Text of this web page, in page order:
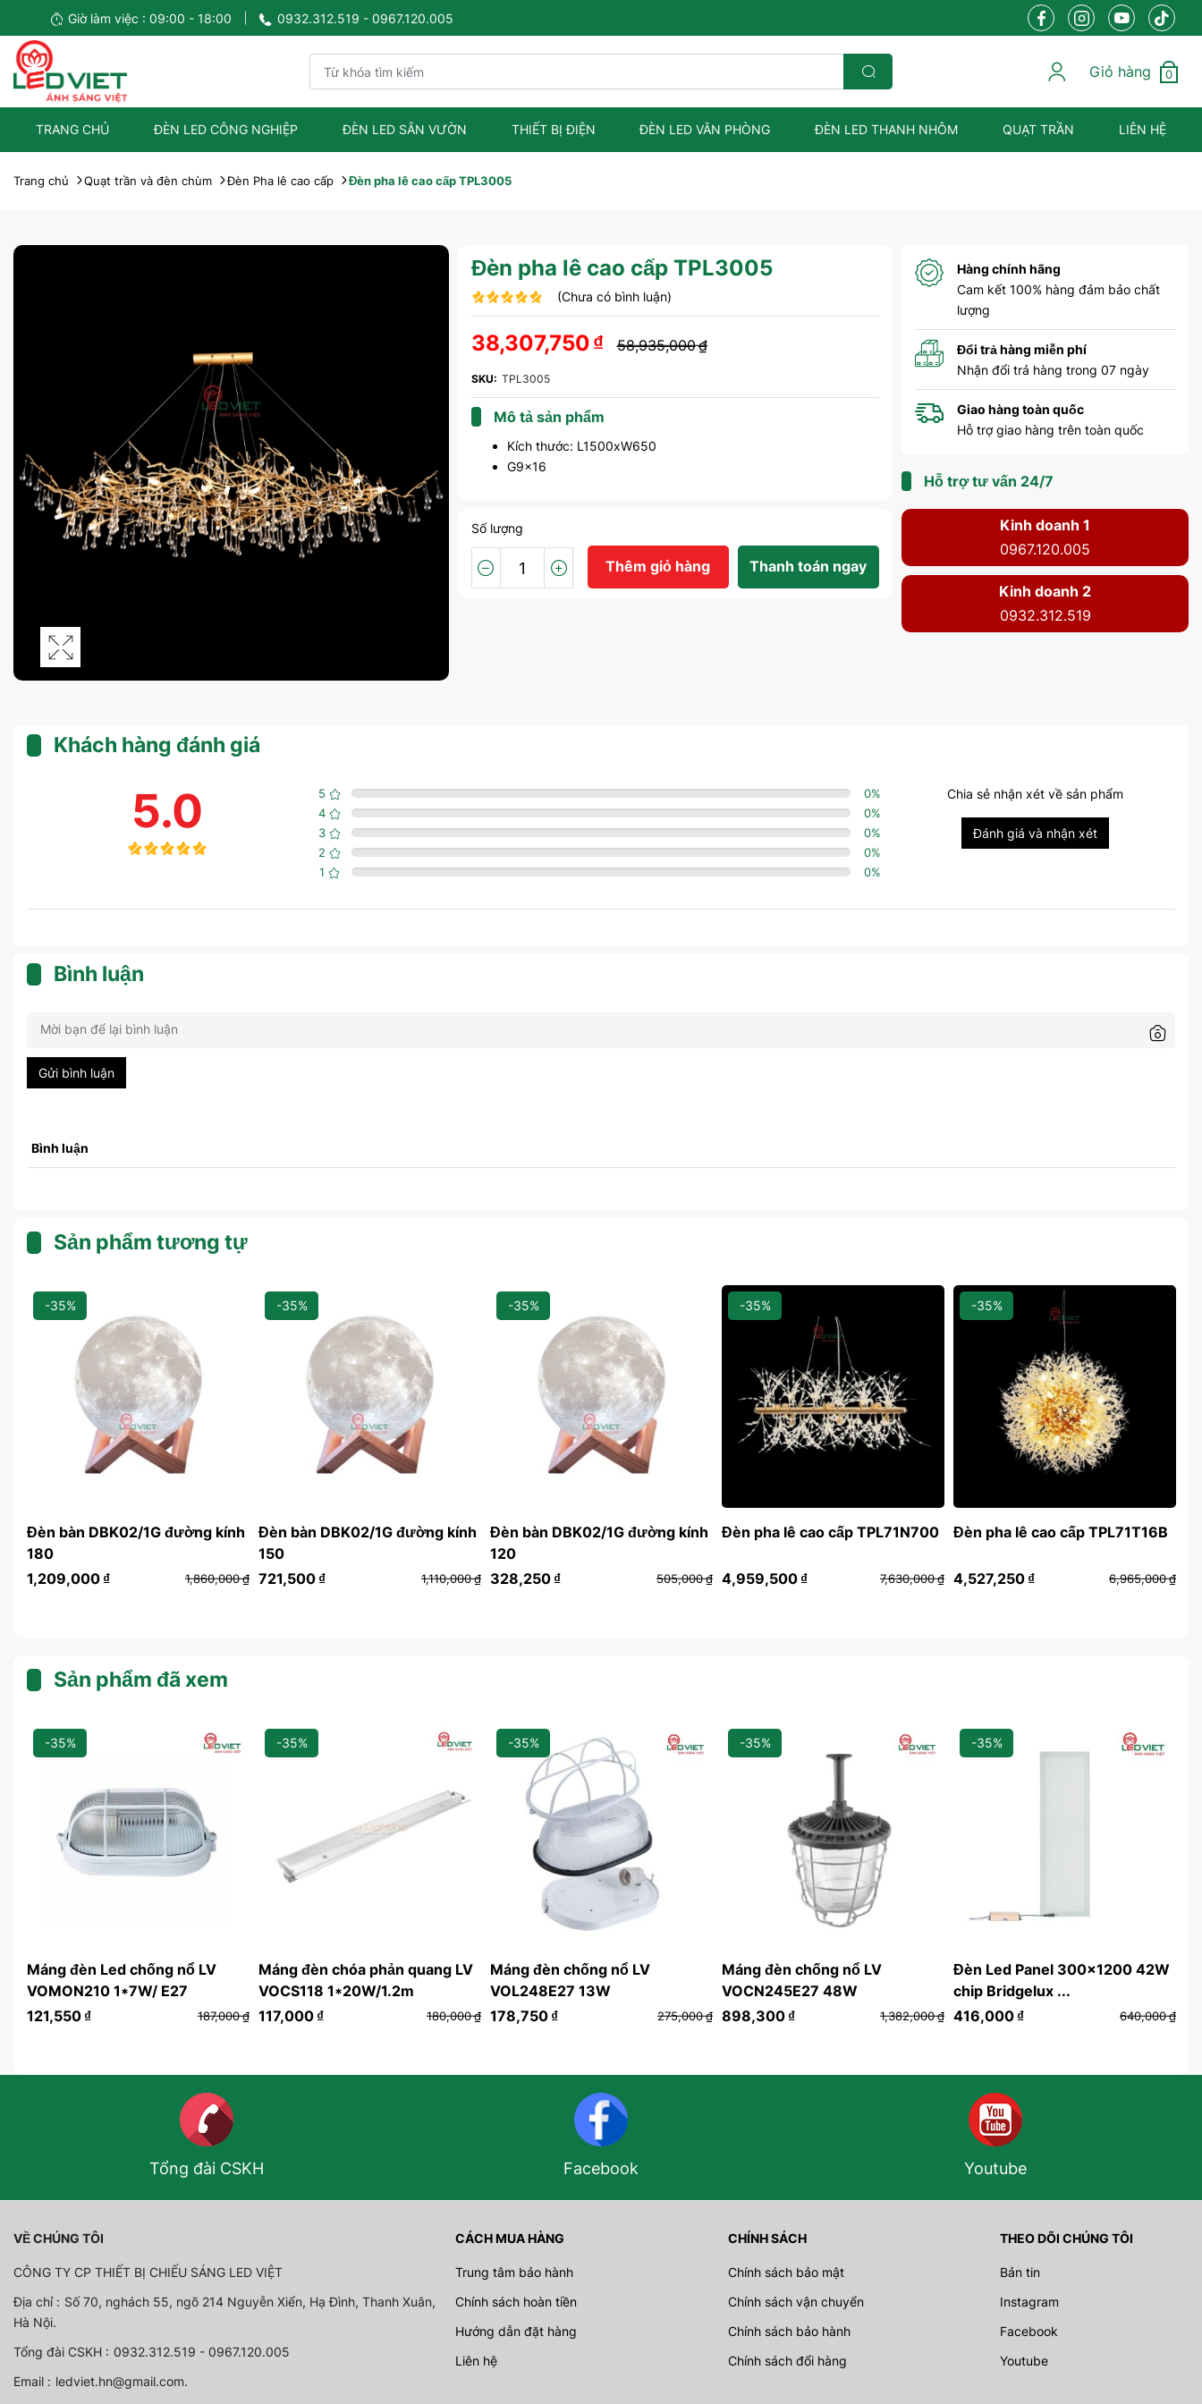
Giờ làm việc : 09:00 - 18:00 0932.312.519 - 0967.120.005
Giỏ hàng 0
TRANG CHỦ ĐÈN LED CÔNG NGHIỆP ĐÈN LED SÂN VƯỜN THIẾT BỊ ĐIỆN ĐÈN LED VĂN PHÒNG ĐÈN LED THANH NHÔM QUẠT TRẦN LIÊN HỆ
Trang chủ Quạt trần và đèn chùm Đèn Pha lê cao cấp Đèn pha lê cao cấp TPL3005
Đèn pha lê cao cấp TPL3005
(Chưa có bình luận)
38,307,750₫ 58,935,000₫
SKU: TPL3005
Mô tả sản phẩm
Kích thước: L1500xW650
G9x16
Số lượng
Thêm giỏ hàng Thanh toán ngay
Hàng chính hãng
Cam kết 100% hàng đảm bảo chất
lượng
Đổi trả hàng miễn phí
Nhận đổi trả hàng trong 07 ngày
Giao hàng toàn quốc
Hỗ trợ giao hàng trên toàn quốc
Hỗ trợ tư vấn 24/7
Kinh doanh 1
0967.120.005
Kinh doanh 2
0932.312.519
Khách hàng đánh giá
5.0 5 0%
4
0%
3
0%
2
0%
1
0%
Chia sẻ nhận xét về sản phẩm
Đánh giá và nhận xét
Bình luận
Gửi bình luận
Bình luận
Sản phẩm tương tự
-35%
Đèn bàn DBK02/1G đường kính
180
1,209,000 ₫ 1,860,000₫
-35%
Đèn bàn DBK02/1G đường kính
150
721,500 ₫ 1,110,000₫
-35%
Đèn bàn DBK02/1G đường kính
120
328,250 ₫ 505,000₫
-35%
Đèn pha lê cao cấp TPL71N700
4,959,500 ₫ 7,630,000₫
-35%
Đèn pha lê cao cấp TPL71T16B
4,527,250 ₫ 6,965,000₫
Sản phẩm đã xem
-35%
Máng đèn Led chống nổ LV
VOMON210 1*7W/ E27
121,550 ₫ 187,000₫
-35%
Máng đèn chóa phản quang LV
VOCS118 1*20W/1.2m
117,000 ₫ 180,000₫
-35%
Máng đèn chống nổ LV
VOL248E27 13W
178,750 ₫ 275,000₫
-35%
Máng đèn chống nổ LV
VOCN245E27 48W
898,300 ₫ 1,382,000₫
-35%
Đèn Led Panel 300x1200 42W
chip Bridgelux ...
416,000 ₫ 640,000₫
Tổng đài CSKH Facebook Youtube
VỀ CHÚNG TÔI
CÔNG TY CP THIẾT BỊ CHIẾU SÁNG LED VIỆT
Địa chỉ : Số 70, nghách 55, ngõ 214 Nguyễn Xiển, Hạ Đình, Thanh Xuân,
Hà Nội.
Tổng đài CSKH : 0932.312.519 - 0967.120.005
Email : ledviet.hn@gmail.com.
CÁCH MUA HÀNG
Trung tâm bảo hành
Chính sách hoàn tiền
Hướng dẫn đặt hàng
Liên hệ
CHÍNH SÁCH
Chính sách bảo mật
Chính sách vận chuyển
Chính sách bảo hành
Chính sách đổi hàng
THEO DÕI CHÚNG TÔI
Bản tin
Instagram
Facebook
Youtube